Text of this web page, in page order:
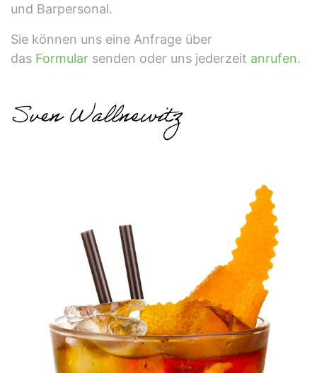
und Barpersonal.
Sie können uns eine Anfrage über
das Formular senden oder uns jederzeit anrufen.